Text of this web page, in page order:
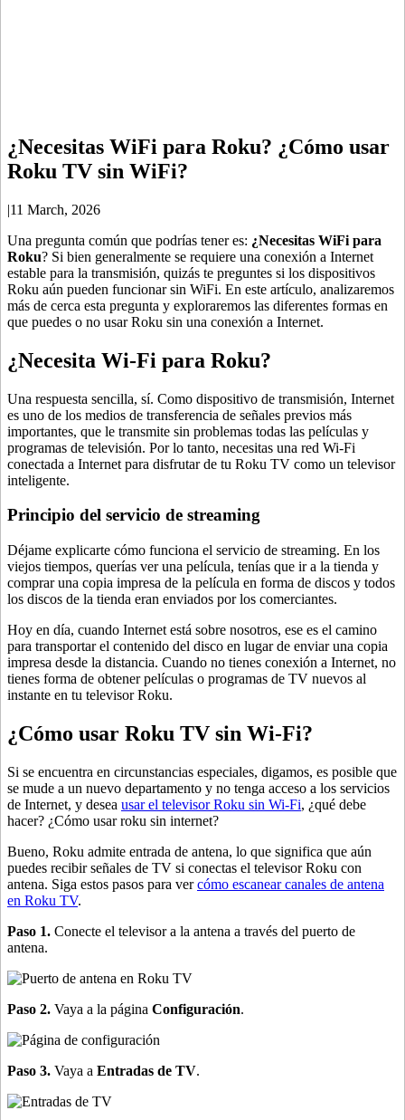
¿Necesitas WiFi para Roku? ¿Cómo usar
Roku TV sin WiFi?
|11 March, 2026
Una pregunta común que podrías tener es: ¿Necesitas WiFi para
Roku? Si bien generalmente se requiere una conexión a Internet
estable para la transmisión, quizás te preguntes si los dispositivos
Roku aún pueden funcionar sin WiFi. En este artículo, analizaremos
más de cerca esta pregunta y exploraremos las diferentes formas en
que puedes o no usar Roku sin una conexión a Internet.
¿Necesita Wi-Fi para Roku?
Una respuesta sencilla, sí. Como dispositivo de transmisión, Internet
es uno de los medios de transferencia de señales previos más
importantes, que le transmite sin problemas todas las películas y
programas de televisión. Por lo tanto, necesitas una red Wi-Fi
conectada a Internet para disfrutar de tu Roku TV como un televisor
inteligente.
Principio del servicio de streaming
Déjame explicarte cómo funciona el servicio de streaming. En los
viejos tiempos, querías ver una película, tenías que ir a la tienda y
comprar una copia impresa de la película en forma de discos y todos
los discos de la tienda eran enviados por los comerciantes.
Hoy en día, cuando Internet está sobre nosotros, ese es el camino
para transportar el contenido del disco en lugar de enviar una copia
impresa desde la distancia. Cuando no tienes conexión a Internet, no
tienes forma de obtener películas o programas de TV nuevos al
instante en tu televisor Roku.
¿Cómo usar Roku TV sin Wi-Fi?
Si se encuentra en circunstancias especiales, digamos, es posible que
se mude a un nuevo departamento y no tenga acceso a los servicios
de Internet, y desea usar el televisor Roku sin Wi-Fi, ¿qué debe
hacer? ¿Cómo usar roku sin internet?
Bueno, Roku admite entrada de antena, lo que significa que aún
puedes recibir señales de TV si conectas el televisor Roku con
antena. Siga estos pasos para vercómo escanear canales de antena
en Roku TV.
Paso 1. Conecte el televisor a la antena a través del puerto de
antena.
Paso 2. Vaya a la página Configuración.
Paso 3. Vaya a Entradas de TV.